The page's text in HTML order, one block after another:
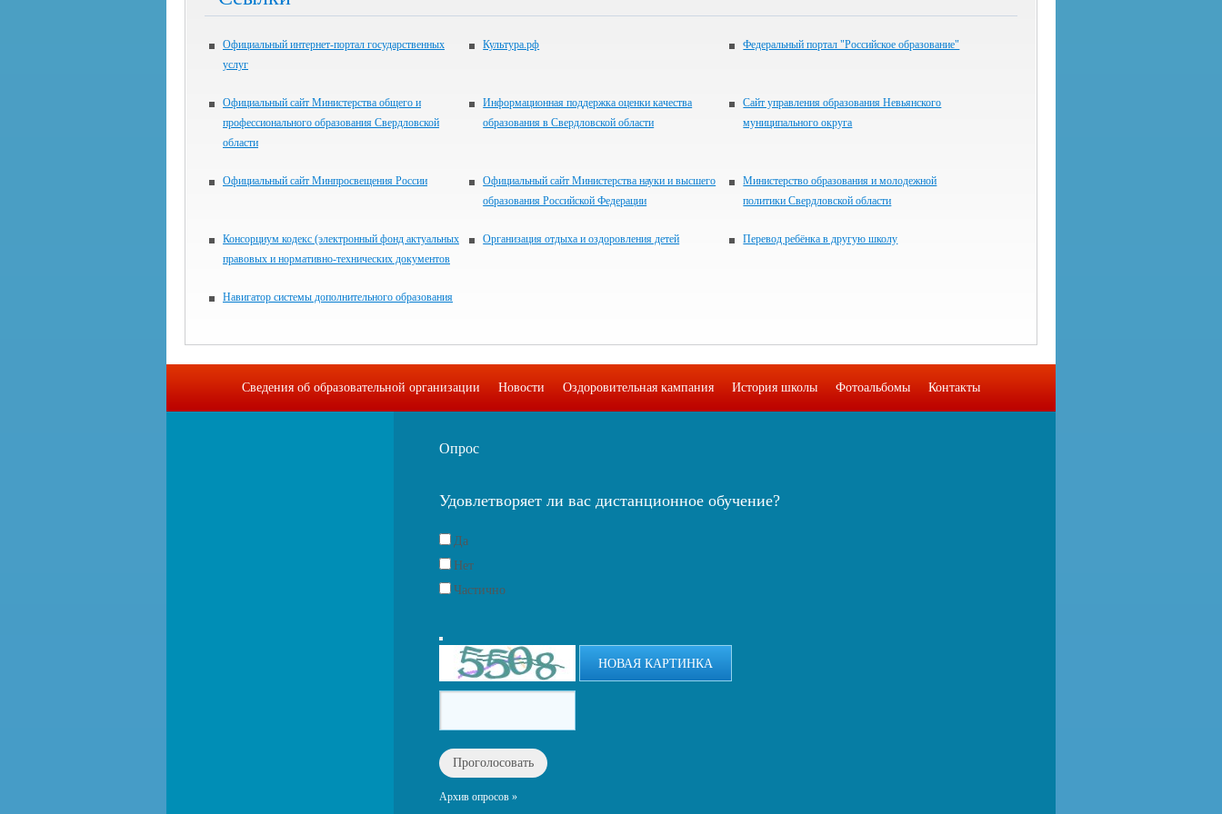
Официальный интернет-портал государственных
услуг
Культура.рф Федеральный портал "Российское образование"
Официальный сайт Министерства общего и
профессионального образования Свердловской
области
Информационная поддержка оценки качества
образования в Свердловской области
Сайт управления образования Невьянского
муниципального округа
Официальный сайт Минпросвещения России
Официальный сайт Министерства науки и высшего
образования Российской Федерации
Министерство образования и молодежной
политики Свердловской области
Консорциум кодекс (электронный фонд актуальных
правовых и нормативно-технических документов
Организация отдыха и оздоровления детей Перевод ребёнка в другую школу
Навигатор системы дополнительного образования
Сведения об образовательной организации Новости Оздоровительная кампания История школы Фотоальбомы Контакты
Опрос
Удовлетворяет ли вас дистанционное обучение?
Да
Нет
Частично
НОВАЯ КАРТИНКА
Архив опросов »